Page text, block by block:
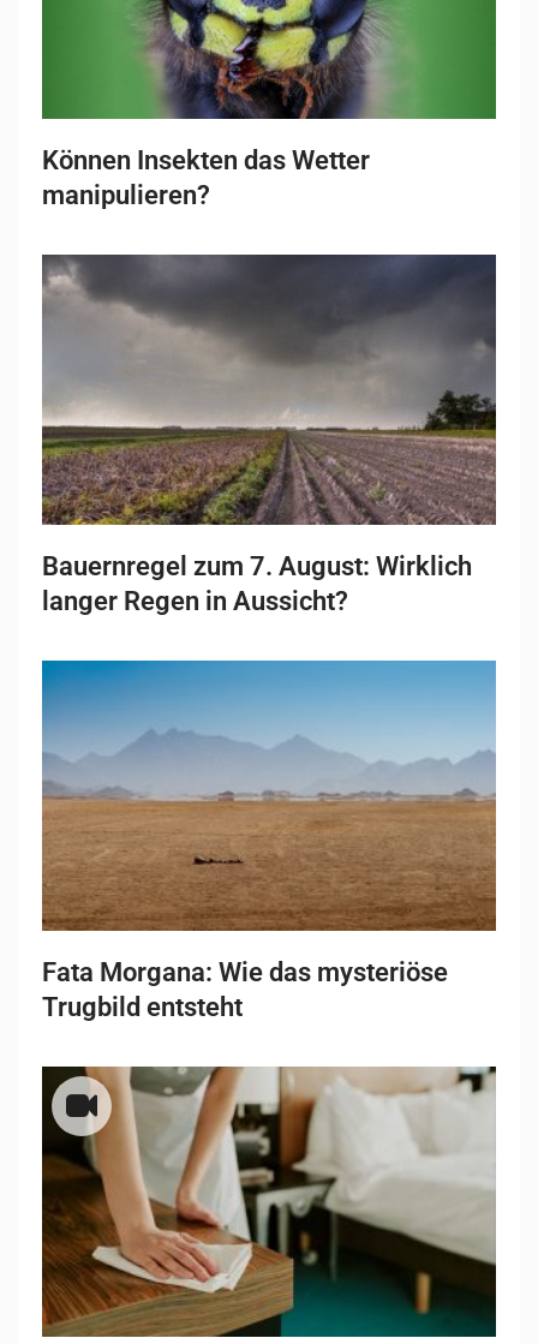
Können Insekten das Wetter
manipulieren?
Bauernregel zum 7. August: Wirklich
langer Regen in Aussicht?
Fata Morgana: Wie das mysteriöse
Trugbild entsteht